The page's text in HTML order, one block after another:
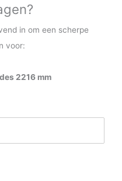
in om een scherpe
voor:
2216 mm